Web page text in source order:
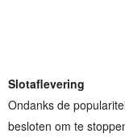
Slotaflevering
Ondanks de
besloten om te